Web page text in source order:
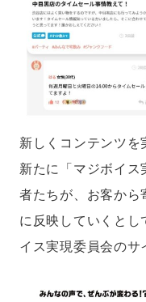
新しくコンテンツを
新たに「マジボイス
者たちが、お客から
に反映していくとし
イス実現委員会のサ